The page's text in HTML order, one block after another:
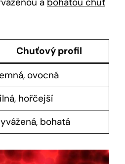
Chuťový profil
ovocná
hořčejší
bohatá